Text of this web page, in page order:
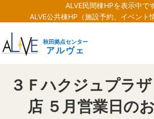
ALVE民間棟HPを表示中で
ALVE公共棟HP（施設予約、イベント
秋田拠点センター
アルヴェ
３Ｆハクジュプラ
店 ５月営業日の